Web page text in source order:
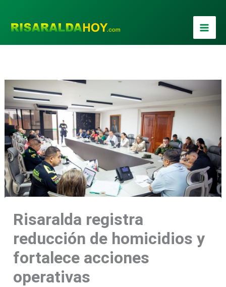
contenido
Risaralda registra
reducción de homicidios y
fortalece acciones
operativas